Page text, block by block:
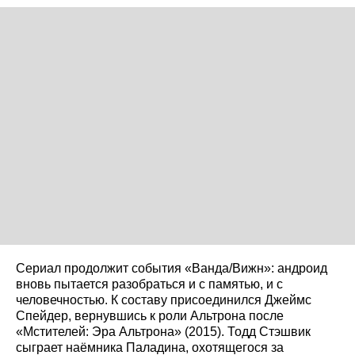
Сериал продолжит события «Ванда/Вижн»: андроид
вновь пытается разобраться и с памятью, и с
человечностью. К составу присоединился Джеймс
Спейдер, вернувшись к роли Альтрона после
«Мстителей: Эра Альтрона» (2015). Тодд Стэшвик
сыграет наёмника Паладина, охотящегося за